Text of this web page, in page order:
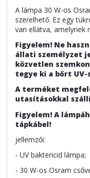
A lámpa 30 W-os
szerelhető. Ez egy
van ellátva, amelynek
Figyelem! Ne
állati személyzet
közvetlen
tegye ki a bőrt UV-
A terméket
utasításokkal
Figyelem! A
tápkábel!
jellemzői:
- UV baktericid lámpa;
- 30 W-os Osram